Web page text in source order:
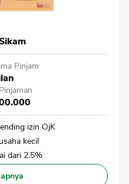
Pinjam
izin OjK
kecil
dari 2.5%